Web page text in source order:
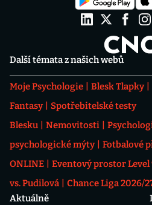
Další témata z našich webů
Moje Psychologie Blesk Tlapky
Fantasy
Spotřebitelské testy
Blesku
Nemovitosti
psychologické mýty
Fotbalové
ONLINE
Eventový prostor Level
vs. Pudilová
Chance Liga 2026/
Aktuálně